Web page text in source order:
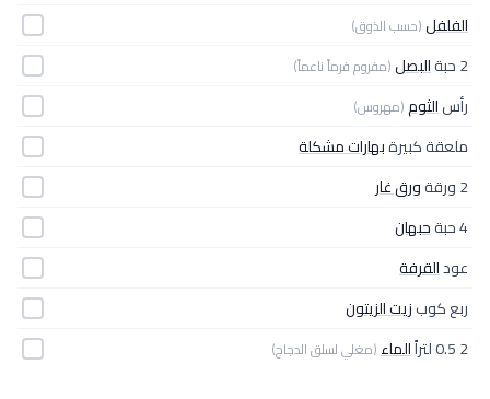
الفلفل(حسب الذوق)
2 حبة البصل(مفروم فرماً ناعماً)
رأسالثوم(مهروس)
ملعقة كبيرةبهارات مشكلة
2 ورقة
ورق غار
4 حبة
حبهان
عودالقرفة
ربع كوبزيت الزيتون
2 0.5 لتراً
الماء(مغلي لسلق الدجاج)